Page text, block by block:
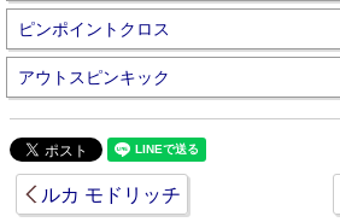
ピンポイントクロス
アウトスピンキック
ルカ モドリッチ